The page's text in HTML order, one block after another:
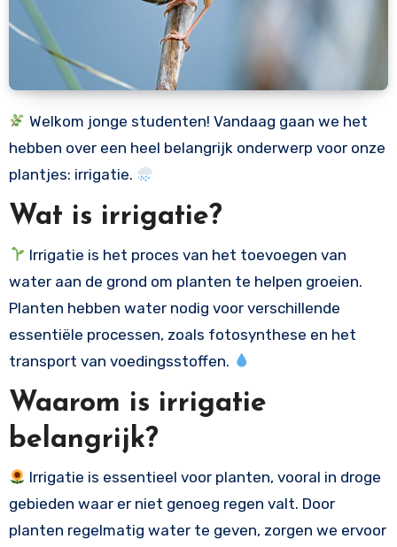
Welkom jonge studenten! Vandaag gaan we het
hebben over een heel belangrijk onderwerp voor onze
plantjes: irrigatie.
Wat is irrigatie?
Irrigatie is het proces van het toevoegen van
water aan de grond om planten te helpen groeien.
Planten hebben water nodig voor verschillende
essentiële processen, zoals fotosynthese en het
transport van voedingsstoffen.
Waarom is irrigatie
belangrijk?
Irrigatie is essentieel voor planten, vooral in droge
gebieden waar er niet genoeg regen valt. Door
planten regelmatig water te geven, zorgen we ervoor